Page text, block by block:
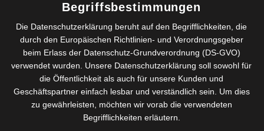
reden wir deshalb über formelle oder informelle,
vertikale oder horizontale, schriftliche oder mündliche,
interne oder externe Kommunikation. Bevor…
Read more
Führung im Zeitalter der Digitalisierung –
Begriffsbestimmungen
Die Datenschutzerklärung beruht auf den Begrifflichkeiten, die
durch den Europäischen Richtlinien- und Verordnungsgeber
beim Erlass der Datenschutz-Grundverordnung (DS-GVO)
verwendet wurden. Unsere Datenschutzerklärung soll sowohl für
die Öffentlichkeit als auch für unsere Kunden und
Geschäftspartner einfach lesbar und verständlich sein. Um dies
zu gewährleisten, möchten wir vorab die verwendeten
Begrifflichkeiten erläutern.